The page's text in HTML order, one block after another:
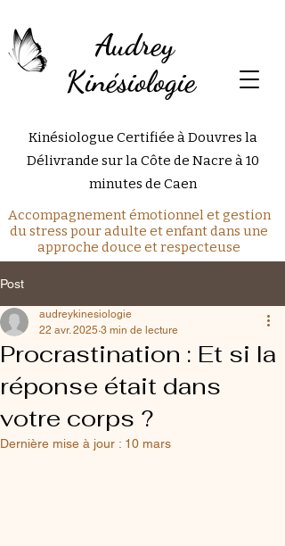
Audrey
Kinésiologie
Kinésiologue Certifiée à Douvres la
Délivrande sur la Côte de Nacre à 10
minutes de Caen
Accompagnement émotionnel et gestion
du stress pour adulte et enfant dans une
approche douce et respecteuse
Post
Procrastination : Et si la
réponse était dans
votre corps ?
audreykinesiologie
22 avr. 2025 3 min de lecture
Dernière mise à jour : 10 mars